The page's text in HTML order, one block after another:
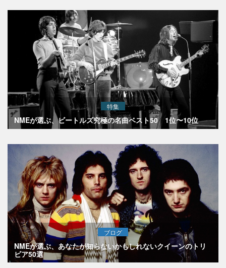
特集
NMEが選ぶ、ビートルズ究極の名曲ベスト50 1位〜10位
ブログ
NMEが選ぶ、あなたが知らないかもしれないクイーンのトリ
ビア50選